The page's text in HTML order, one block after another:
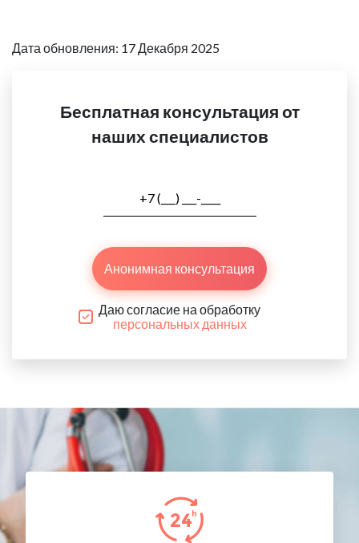
Дата обновления: 17 Декабря 2025
Бесплатная консультация от
наших специалистов
Анонимная консультация
Даю согласие на обработку
персональных данных